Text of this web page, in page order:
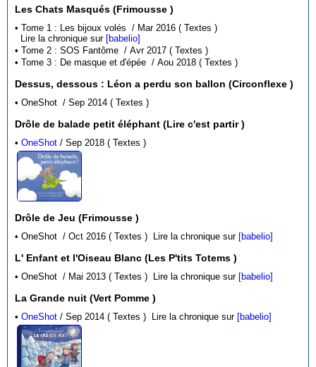
Les Chats Masqués (Frimousse )
• Tome 1 : Les bijoux volés / Mar 2016 ( Textes )
Lire la chronique sur [babelio]
• Tome 2 : SOS Fantôme / Avr 2017 ( Textes )
• Tome 3 : De masque et d'épée / Aou 2018 ( Textes )
Dessus, dessous : Léon a perdu son ballon (Circonflexe )
• OneShot / Sep 2014 ( Textes )
Drôle de balade petit éléphant (Lire c'est partir )
•OneShot / Sep 2018 ( Textes )
Drôle de Jeu (Frimousse )
• OneShot / Oct 2016 ( Textes ) Lire la chronique sur [babelio]
L' Enfant et l'Oiseau Blanc (Les P'tits Totems )
• OneShot / Mai 2013 ( Textes ) Lire la chronique sur [babelio]
La Grande nuit (Vert Pomme )
•OneShot / Sep 2014 ( Textes ) Lire la chronique sur [babelio]